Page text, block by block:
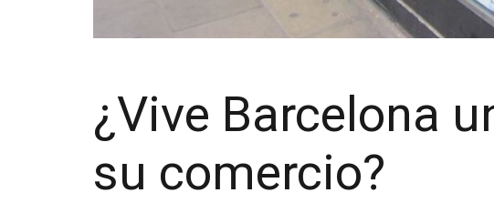
¿Vive Barcelona
su comercio?